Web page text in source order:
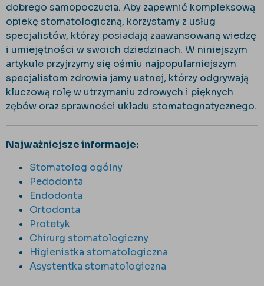
dobrego samopoczucia. Aby zapewnić kompleksową
opiekę stomatologiczną, korzystamy z usług
specjalistów, którzy posiadają zaawansowaną wiedzę
i umiejętności w swoich dziedzinach. W niniejszym
artykule przyjrzymy się ośmiu najpopularniejszym
specjalistom zdrowia jamy ustnej, którzy odgrywają
kluczową rolę w utrzymaniu zdrowych i pięknych
zębów oraz sprawności układu stomatognatycznego.
Najważniejsze informacje:
Stomatolog ogólny
Pedodonta
Endodonta
Ortodonta
Protetyk
Chirurg stomatologiczny
Higienistka stomatologiczna
Asystentka stomatologiczna